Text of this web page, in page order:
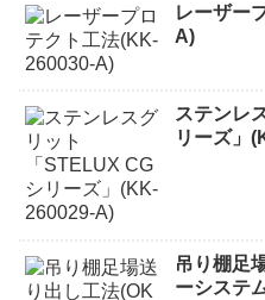
レーザー
A)
ステンレ
リーズ」
吊り棚足
ーシステ